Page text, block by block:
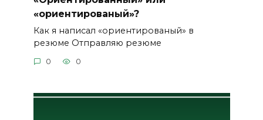
«ориентированый»?
Как я написал «ориентированый» в
резюме Отправляю резюме
0 0